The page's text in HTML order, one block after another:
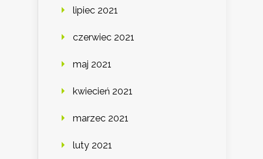
lipiec 2021
czerwiec 2021
maj 2021
kwiecień 2021
marzec 2021
luty 2021